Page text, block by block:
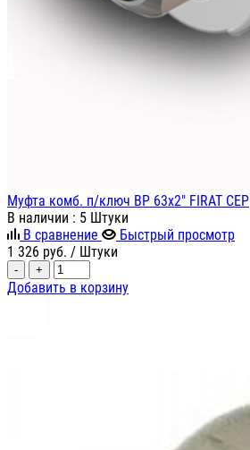
Муфта комб. п/ключ ВР 63х2" FIRAT СЕР
В наличии : 5 Штуки
В сравнение
Быстрый просмотр
1 326 руб. / Штуки
- +
Добавить в корзину